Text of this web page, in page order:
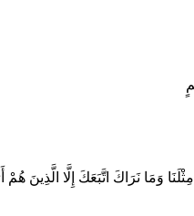
وَمَا نَرَاكَ اتَّبَعَكَ إِلَّا الَّذِينَ